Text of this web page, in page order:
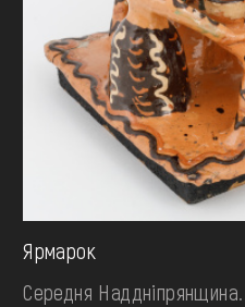
Ярмарок
Середня